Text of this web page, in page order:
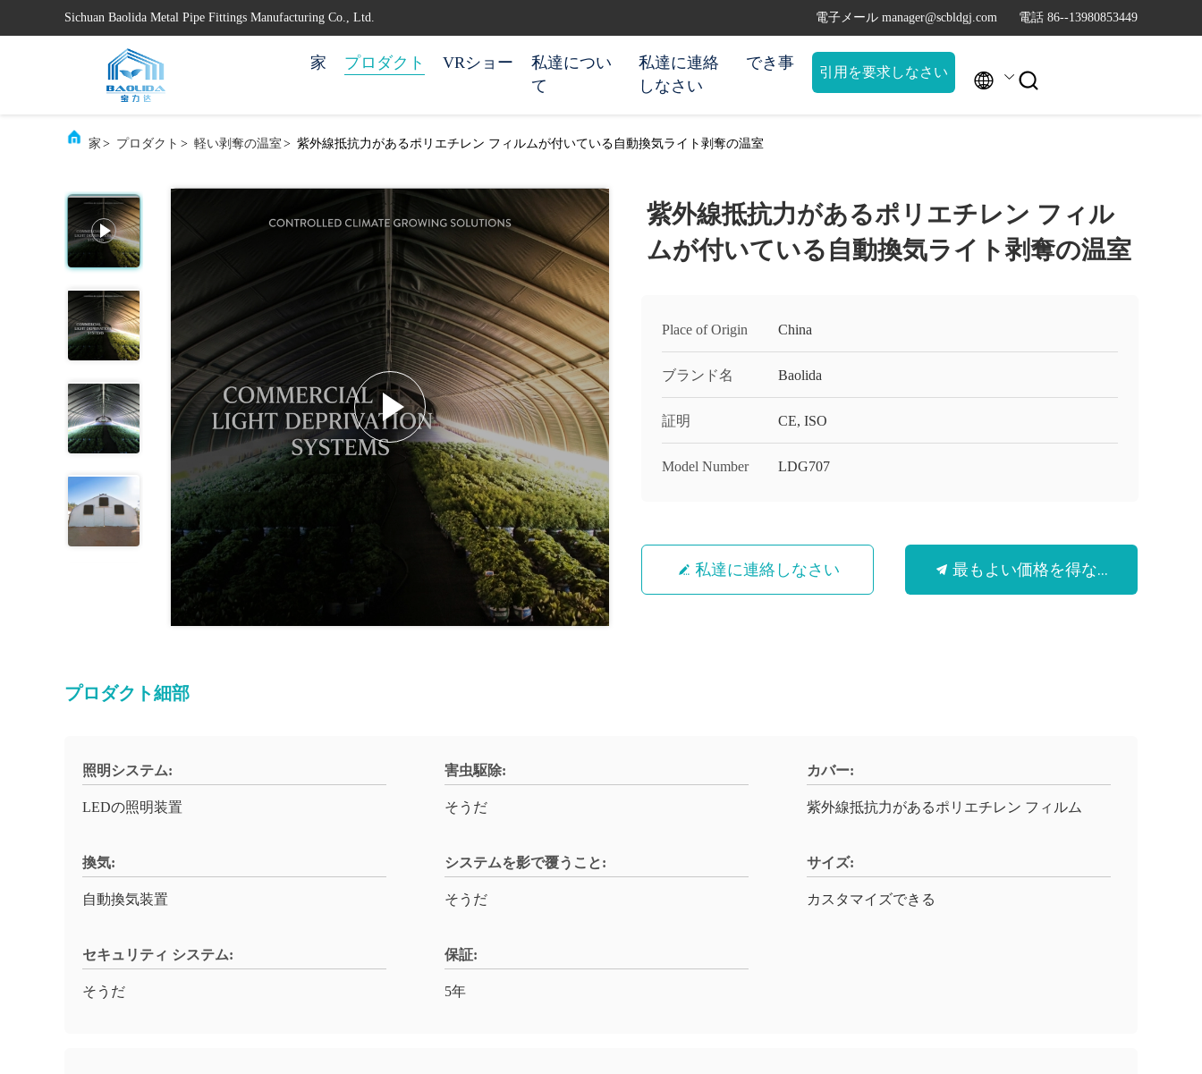
Sichuan Baolida Metal Pipe Fittings Manufacturing Co., Ltd. 電子メール manager@scbldgj.com 電話 86--13980853449
家 プロダクト VRショー
私達につい
て
私達に連絡
しなさい
でき事
引用を要求しなさい  
家 > プロダクト > 軽い剥奪の温室 > 紫外線抵抗力があるポリエチレン フィルムが付いている自動換気ライト剥奪の温室
紫外線抵抗力があるポリエチレン フィル
ムが付いている自動換気ライト剥奪の温室
Place of Origin China
ブランド名 Baolida
証明 CE, ISO
Model Number LDG707
私達に連絡しなさい 最もよい価格を得なさい
プロダクト細部
照明システム:
LEDの照明装置
害虫駆除:
そうだ
カバー:
紫外線抵抗力があるポリエチレン フィルム
換気:
自動換気装置
システムを影で覆うこと:
そうだ
サイズ:
カスタマイズできる
セキュリティ システム:
そうだ
保証:
5年